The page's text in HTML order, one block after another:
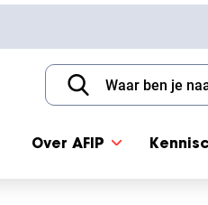
Over AFIP